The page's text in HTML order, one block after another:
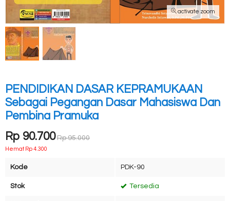
activate zoom
PENDIDIKAN DASAR KEPRAMUKAAN
Sebagai Pegangan Dasar Mahasiswa Dan
Pembina Pramuka
Rp 90.700 Rp 95.000
Hemat Rp 4.300
Kode PDK-90
Stok Tersedia